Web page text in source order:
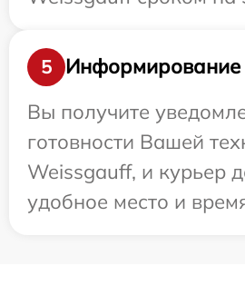
5
Информирование
Вы получите
готовности Вашей
Weissgauff, и курьер
удобное место и